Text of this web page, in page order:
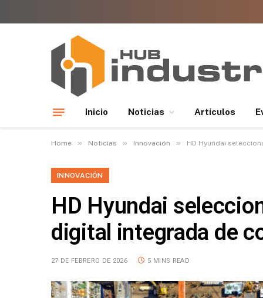
Inicio Noticias Artículos
Home » Noticias » Innovación » HD Hyundai
INNOVACIÓN
HD Hyundai
digital integrada de
27 DE FEBRERO DE 2026 5 MINS READ